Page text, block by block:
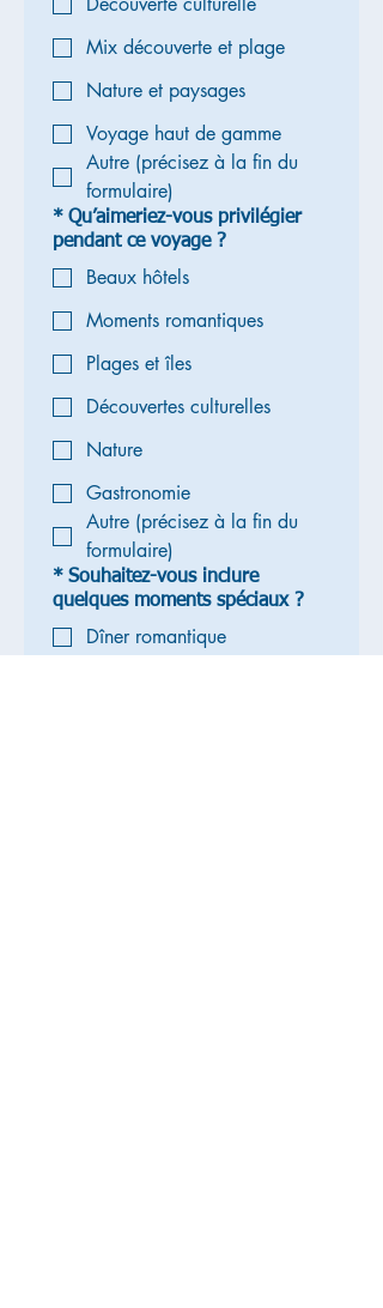
Mix découverte et plage
Nature et paysages
Voyage haut de gamme
Autre (précisez à la fin du
formulaire)
* Qu’aimeriez-vous privilégier
pendant ce voyage ?
Beaux hôtels
Moments romantiques
Plages et îles
Découvertes culturelles
Nature
Gastronomie
Autre (précisez à la fin du
formulaire)
* Souhaitez-vous inclure
quelques moments spéciaux ?
Dîner romantique